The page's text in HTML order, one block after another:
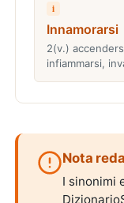
i
Innamorarsi
2(v.)
infiammarsi,
Nota
I sinonimi